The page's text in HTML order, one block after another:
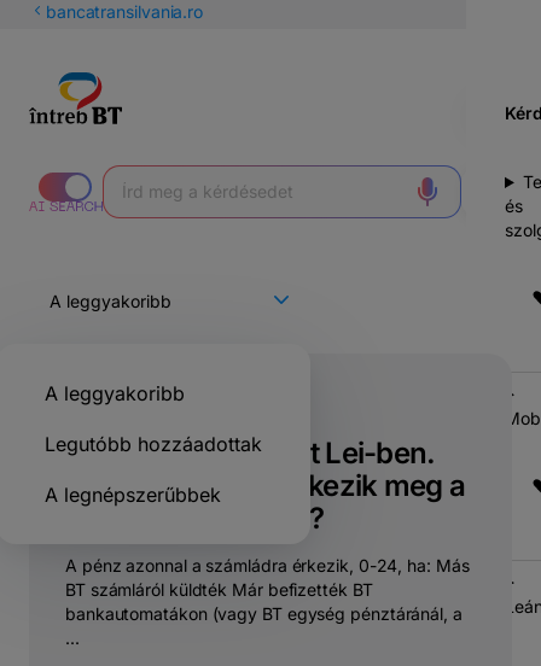
bancatransilvania.ro
és
A leggyakoribb
Legutóbb hozzáadottak
A legnépszerűbbek
Csak a BT ügyfelei számára
Várok egy átutalást Lei-ben.
Mennyi idő alatt érkezik meg a
pénz a számlámra?
A pénz azonnal a számládra érkezik, 0-24, ha: Más
BT számláról küldték Már befizették BT
bankautomatákon (vagy BT egység pénztáránál, a
...